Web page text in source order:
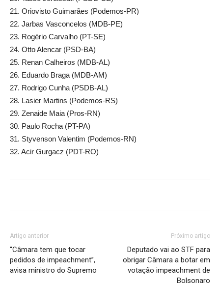
21. Oriovisto Guimarães (Podemos-PR)
22. Jarbas Vasconcelos (MDB-PE)
23. Rogério Carvalho (PT-SE)
24. Otto Alencar (PSD-BA)
25. Renan Calheiros (MDB-AL)
26. Eduardo Braga (MDB-AM)
27. Rodrigo Cunha (PSDB-AL)
28. Lasier Martins (Podemos-RS)
29. Zenaide Maia (Pros-RN)
30. Paulo Rocha (PT-PA)
31. Styvenson Valentim (Podemos-RN)
32. Acir Gurgacz (PDT-RO)
Artigo anterior
“Câmara tem que tocar
pedidos de impeachment”,
avisa ministro do Supremo
Próximo artigo
Deputado vai ao STF para
obrigar Câmara a botar em
votação impeachment de
Bolsonaro